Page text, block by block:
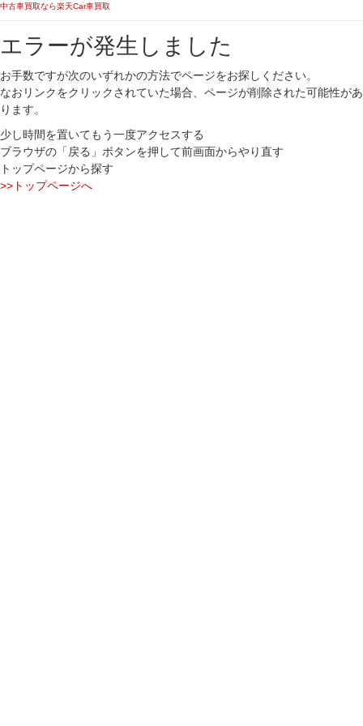
中古車買取なら楽天Car車買取
エラーが発生しました
お手数ですが次のいずれかの方法でページをお探しください。
なおリンクをクリックされていた場合、ページが削除された可能性があ
ります。
少し時間を置いてもう一度アクセスする
ブラウザの「戻る」ボタンを押して前画面からやり直す
トップページから探す
>>トップページへ